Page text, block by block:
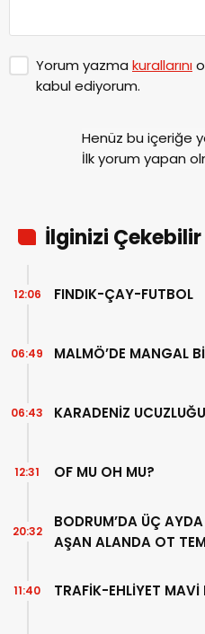
Yorum yazma kurallarını
kabul ediyorum.
Henüz bu içeriğe
İlk yorum yapan
İlginizi Çekebilir
FINDIK-ÇAY-FUTBOL
12:06
MALMÖ’DE MANGAL
06:49
KARADENİZ UCUZLUĞU
06:43
OF MU OH MU?
12:31
BODRUM’DA ÜÇ
AŞAN ALANDA OT
20:32
TRAFİK-EHLİYET MAVİ
11:40